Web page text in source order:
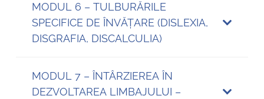
MODUL 6 – TULBURĂRILE
SPECIFICE DE ÎNVĂȚARE (DISLEXIA,
DISGRAFIA, DISCALCULIA)
MODUL 7 – ÎNTÂRZIEREA ÎN
DEZVOLTAREA LIMBAJULUI –